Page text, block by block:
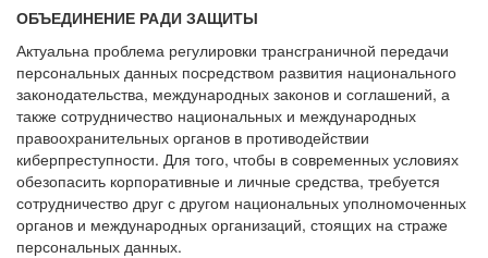
ОБЪЕДИНЕНИЕ РАДИ ЗАЩИТЫ
Актуальна проблема регулировки трансграничной передачи
персональных данных посредством развития национального
законодательства, международных законов и соглашений, а
также сотрудничество национальных и международных
правоохранительных органов в противодействии
киберпреступности. Для того, чтобы в современных условиях
обезопасить корпоративные и личные средства, требуется
сотрудничество друг с другом национальных уполномоченных
органов и международных организаций, стоящих на страже
персональных данных.